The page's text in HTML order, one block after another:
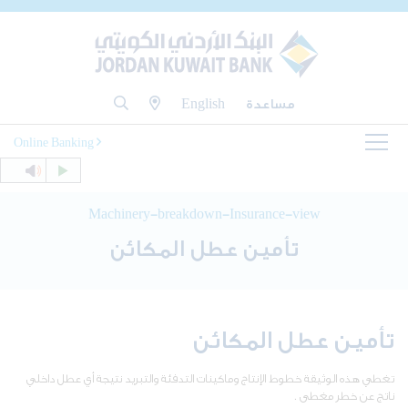
مساعدة English
Online Banking
Machinery-breakdown-Insurance-view
تأمين عطل المكائن
تأمين عطل المكائن
تغطي هذه الوثيقة خطوط الإنتاج وماكينات التدفئة والتبريد نتيجة أي عطل داخلي
ناتج عن خطر مغطى .